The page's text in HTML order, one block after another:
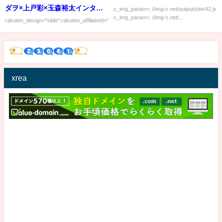
ダヲ×上戸彩×玉森裕太インタビ
ュー 2月18日
rakuten_design="slide";rakuten_affiliateId="00ed0224.63...
c_img_param=; //img-c.net/output/site/42.js
c_img_param=; //img-c.net/...
xrea